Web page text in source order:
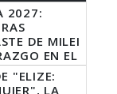
2027:
DE MILEI
EN EL
"ELIZE:
LA